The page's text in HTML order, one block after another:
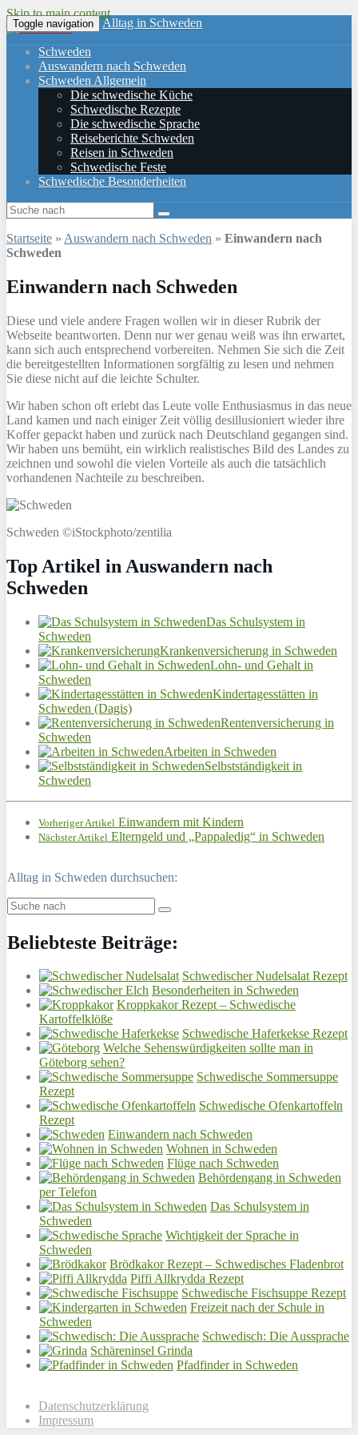
Skip to main content
Toggle navigation Alltag in Schweden
Schweden
Auswandern nach Schweden
Schweden Allgemein
Die schwedische Küche
Schwedische Rezepte
Die schwedische Sprache
Reiseberichte Schweden
Reisen in Schweden
Schwedische Feste
Schwedische Besonderheiten
Startseite » Auswandern nach Schweden » Einwandern nach
Schweden
Einwandern nach Schweden
Diese und viele andere Fragen wollen wir in dieser Rubrik der
Webseite beantworten. Denn nur wer genau weiß was ihn erwartet,
kann sich auch entsprechend vorbereiten. Nehmen Sie sich die Zeit
die bereitgestellten Informationen sorgfältig zu lesen und nehmen
Sie diese nicht auf die leichte Schulter.
Wir haben schon oft erlebt das Leute volle Enthusiasmus in das neue
Land kamen und nach einiger Zeit völlig desillusioniert wieder ihre
Koffer gepackt haben und zurück nach Deutschland gegangen sind.
Wir haben uns bemüht, ein wirklich realistisches Bild des Landes zu
zeichnen und sowohl die vielen Vorteile als auch die tatsächlich
vorhandenen Nachteile zu beschreiben.
Schweden ©iStockphoto/zentilia
Top Artikel in Auswandern nach
Schweden
Das Schulsystem in
Schweden
Krankenversicherung in Schweden
Lohn- und Gehalt in
Schweden
Kindertagesstätten in
Schweden (Dagis)
Rentenversicherung in
Schweden
Arbeiten in Schweden
Selbstständigkeit in
Schweden
Vorheriger Artikel Einwandern mit Kindern
Nächster Artikel Elterngeld und „Pappaledig“ in Schweden
Alltag in Schweden durchsuchen:
Beliebteste Beiträge:
Schwedischer Nudelsalat Rezept
Besonderheiten in Schweden
Kroppkakor Rezept – Schwedische
Kartoffelklöße
Schwedische Haferkekse Rezept
Welche Sehenswürdigkeiten sollte man in
Göteborg sehen?
Schwedische Sommersuppe
Rezept
Schwedische Ofenkartoffeln
Rezept
Einwandern nach Schweden
Wohnen in Schweden
Flüge nach Schweden
Behördengang in Schweden
per Telefon
Das Schulsystem in
Schweden
Wichtigkeit der Sprache in
Schweden
Brödkakor Rezept – Schwedisches Fladenbrot
Piffi Allkrydda Rezept
Schwedische Fischsuppe Rezept
Freizeit nach der Schule in
Schweden
Schwedisch: Die Aussprache
Schäreninsel Grinda
Pfadfinder in Schweden
Datenschutzerklärung
Impressum